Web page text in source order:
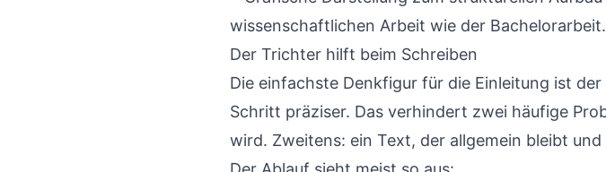
Der Trichter hilft beim Schreiben
Die einfachste Denkfigur für die Einleitung ist der
Schritt präziser. Das verhindert zwei häufige
wird. Zweitens: ein Text, der allgemein bleibt